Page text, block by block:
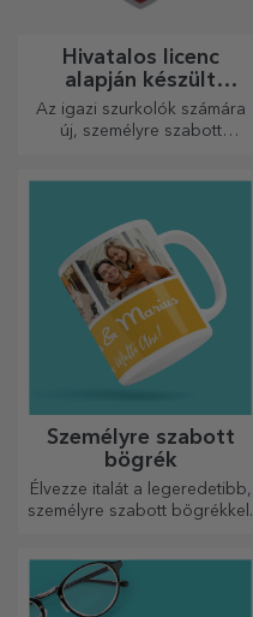
Hivatalos licenc
alapján készült
személyre szabott
ajándékok – FC Rapid
Az igazi szurkolók számára
új, személyre szabott
lila csapat
együttműködésével.
Személyre szabott
bögrék
Élvezze italát a legeredetibb,
személyre szabott bögrékkel.